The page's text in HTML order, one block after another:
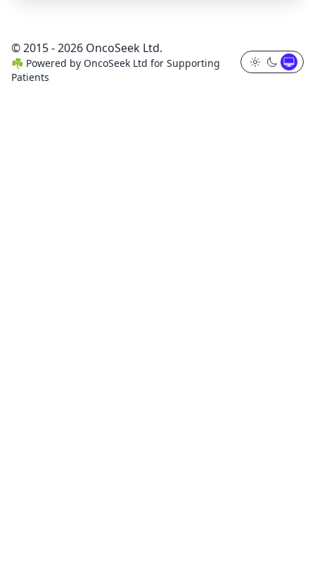
© 2015 - 2026 OncoSeek Ltd.
☘️ Powered by OncoSeek Ltd for Supporting
Patients